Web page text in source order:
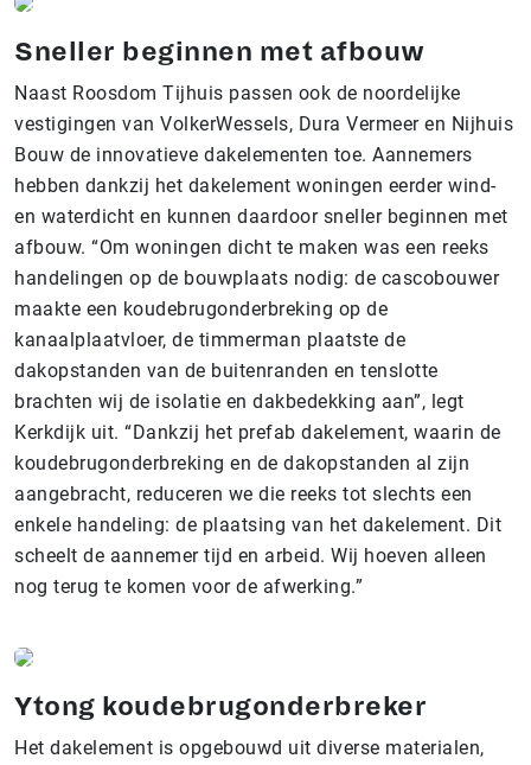
Sneller beginnen met afbouw
Naast Roosdom Tijhuis passen ook de noordelijke
vestigingen van VolkerWessels, Dura Vermeer en Nijhuis
Bouw de innovatieve dakelementen toe. Aannemers
hebben dankzij het dakelement woningen eerder wind-
en waterdicht en kunnen daardoor sneller beginnen met
afbouw. “Om woningen dicht te maken was een reeks
handelingen op de bouwplaats nodig: de cascobouwer
maakte een koudebrugonderbreking op de
kanaalplaatvloer, de timmerman plaatste de
dakopstanden van de buitenranden en tenslotte
brachten wij de isolatie en dakbedekking aan”, legt
Kerkdijk uit. “Dankzij het prefab dakelement, waarin de
koudebrugonderbreking en de dakopstanden al zijn
aangebracht, reduceren we die reeks tot slechts een
enkele handeling: de plaatsing van het dakelement. Dit
scheelt de aannemer tijd en arbeid. Wij hoeven alleen
nog terug te komen voor de afwerking.”
Ytong koudebrugonderbreker
Het dakelement is opgebouwd uit diverse materialen,